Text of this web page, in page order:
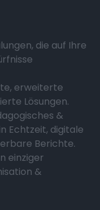
die auf Ihre
erweiterte
Lösungen.
&
Echtzeit, digitale
Berichte.
einziger
&